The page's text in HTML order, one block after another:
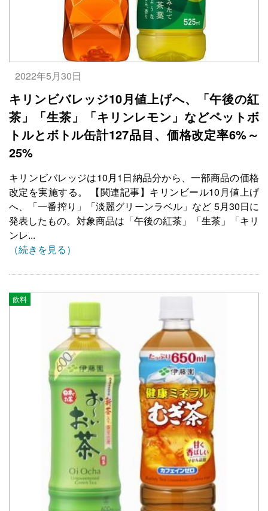
2022年5月30日
キリンビバレッジ10月値上げへ、「午後の紅
茶」「生茶」「キリンレモン」などペットボ
トルとボトル缶計127品目、価格改定率6%～
25%
キリンビバレッジは10月1日納品分から、一部商品の価格
改定を実施する。 【関連記事】キリンビール10月値上げ
へ、「一番搾り」「淡麗グリーンラベル」など 5月30日に
発表したもの。対象商品は「午後の紅茶」「生茶」「キリ
ンレ...
（続きを見る）
飲料